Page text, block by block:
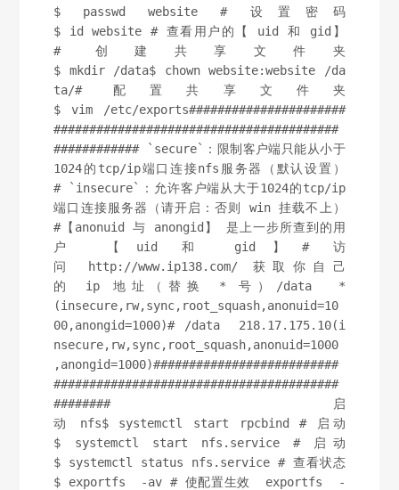
$ passwd website # 设置密码
$ id website # 查看用户的【 uid 和 gid】
# 创建共享文件夹
$ mkdir /data$ chown website:website /da
ta/# 配置共享文件夹
$ vim /etc/exports######################
########################################
############ `secure`：限制客户端只能从小于
1024的tcp/ip端口连接nfs服务器（默认设置）
# `insecure`：允许客户端从大于1024的tcp/ip
端口连接服务器（请开启：否则 win 挂载不上）
#【anonuid 与 anongid】 是上一步所查到的用
户 【uid 和 gid】# 访
问 http://www.ip138.com/ 获取你自己
的 ip 地址（替换 * 号）/data  *
(insecure,rw,sync,root_squash,anonuid=10
00,anongid=1000)# /data  218.17.175.10(i
nsecure,rw,sync,root_squash,anonuid=1000
,anongid=1000)##########################
########################################
######## 启
动 nfs$ systemctl start rpcbind # 启动
$ systemctl start nfs.service # 启动
$ systemctl status nfs.service # 查看状态
$ exportfs  -av # 使配置生效  exportfs  -